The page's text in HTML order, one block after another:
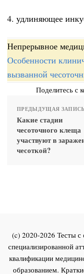
4. удлиняющее
Непрерывное
Особенности
вызванной
Поделитесь с
ПРЕДЫДУЩАЯ ЗАПИСЬ
Какие стадии
чесоточного клеща
участвуют в
чесоткой?
(c) 2020-2026 Тесты с
специализированной
квалификации
образованием.